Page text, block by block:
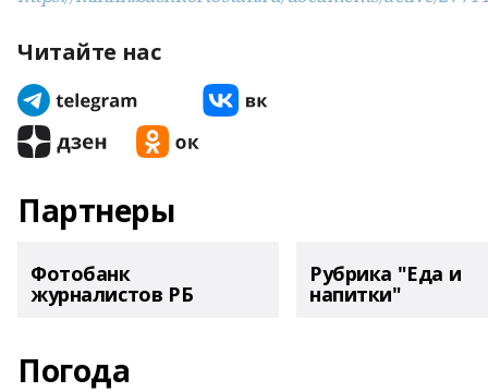
Читайте нас
Партнеры
Фотобанк
журналистов РБ
Рубрика "Еда и
напитки"
Погода